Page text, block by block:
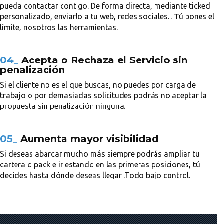
pueda contactar contigo. De forma directa, mediante ticked
personalizado, enviarlo a tu web, redes sociales... Tú pones el
límite, nosotros las herramientas.
04_
Acepta o Rechaza el Servicio sin
penalización
Si el cliente no es el que buscas, no puedes por carga de
trabajo o por demasiadas solicitudes podrás no aceptar la
propuesta sin penalización ninguna.
05_ Aumenta mayor visibilidad
Si deseas abarcar mucho más siempre podrás ampliar tu
cartera o pack e ir estando en las primeras posiciones, tú
decides hasta dónde deseas llegar .Todo bajo control.